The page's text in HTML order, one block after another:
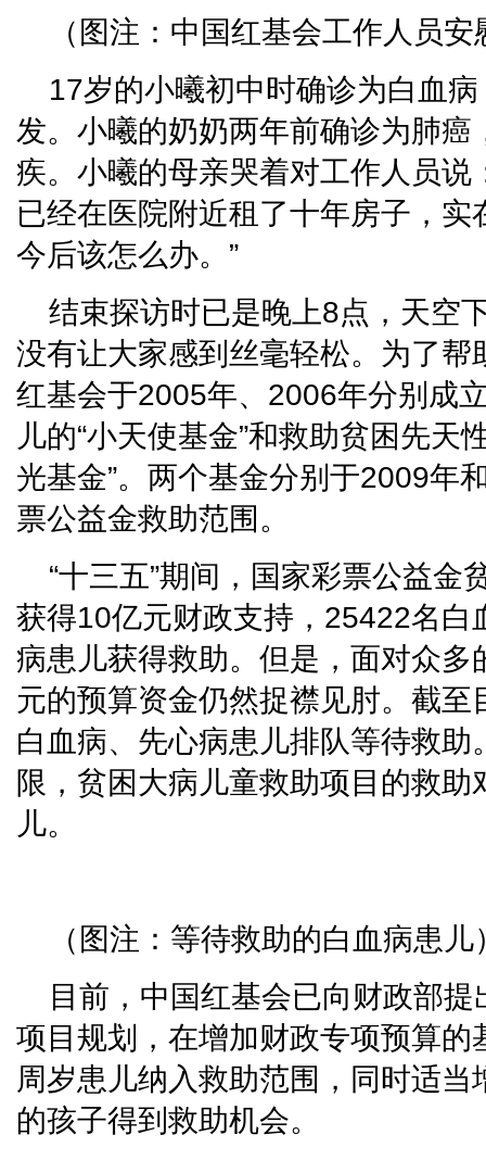
（图注：中国红基会工作人员
17岁的小曦初中时确诊为白血
发。小曦的奶奶两年前确诊为肺癌
疾。小曦的母亲哭着对工作人员说
已经在医院附近租了十年房子，实
今后该怎么办。”
结束探访时已是晚上8点，天空
没有让大家感到丝毫轻松。为了帮
红基会于2005年、2006年分别成
儿的“小天使基金”和救助贫困先天
光基金”。两个基金分别于2009年
票公益金救助范围。
“十三五”期间，国家彩票公益金
获得10亿元财政支持，25422名白
病患儿获得救助。但是，面对众多
元的预算资金仍然捉襟见肘。截
白血病、先心病患儿排队等待救助
限，贫困大病儿童救助项目的救
儿。
（图注：等待救助的白血病患儿
目前，中国红基会已向财政部提
项目规划，在增加财政专项预算的
周岁患儿纳入救助范围，同时适
的孩子得到救助机会。